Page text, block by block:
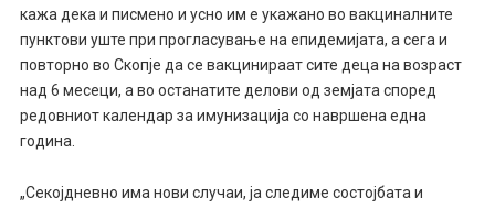
кажа дека и писмено и усно им е укажано во вакциналните
пунктови уште при прогласување на епидемијата, а сега и
повторно во Скопје да се вакцинираат сите деца на возраст
над 6 месеци, а во останатите делови од земјата според
редовниот календар за имунизација со навршена една
година.
„Секојдневно има нови случаи, ја следиме состојбата и